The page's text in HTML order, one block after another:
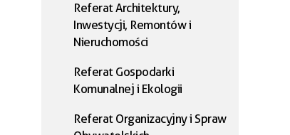
Referat Architektury,
Inwestycji, Remontów i
Nieruchomości
Referat Gospodarki
Komunalnej i Ekologii
Referat Organizacyjny i Spraw